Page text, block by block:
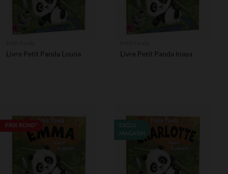
Livre Petit Panda Louna Livre Petit Panda Inaya
PRIX ROND*
EXCLU
MAGASIN